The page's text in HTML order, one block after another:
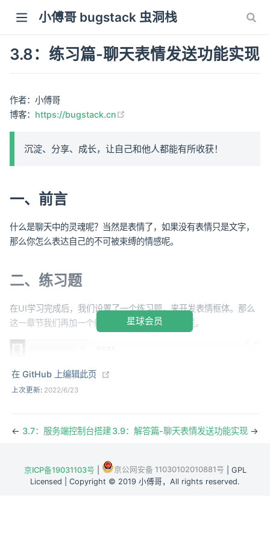
小傅哥 bugstack 虫洞栈
3.8：练习篇-聊天表情发送功能实现
作者：小傅哥
博客： https://bugstack.cn
沉淀、分享、成长，让自己和他人都能有所收获！
一、前言
什么是聊天中的灵魂呢？当然是表情了，如果没有表情只是文字，
那么你怎么表达自己的不可被束缚的情感呢。
二、练习题
在UI学习完成后，我们设置了一个练习题，来开发表情框体。那么
这一章节我们再加一个练习题，来完成表情的发送。
星球会员
在 GitHub 上编辑此页
上次更新: 2022/6/23
← 3.7：服务端控制台搭建3.9：解答篇-聊天表情发送功能实现 →
京ICP备19031103号 京公网安备 11030102010881号 | GPL
Licensed | Copyright © 2019 小傅哥，All rights reserved.